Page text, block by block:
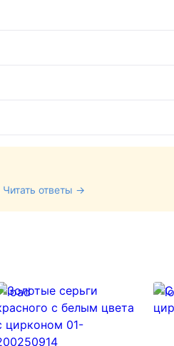
Читать ответы →